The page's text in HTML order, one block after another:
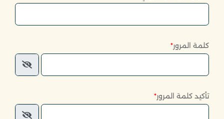
كلمة المرور*
تأكيد كلمة المرور*